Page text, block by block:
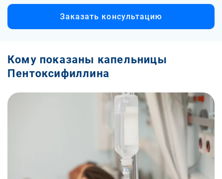
Заказать консультацию
Кому показаны капельницы
Пентоксифиллина